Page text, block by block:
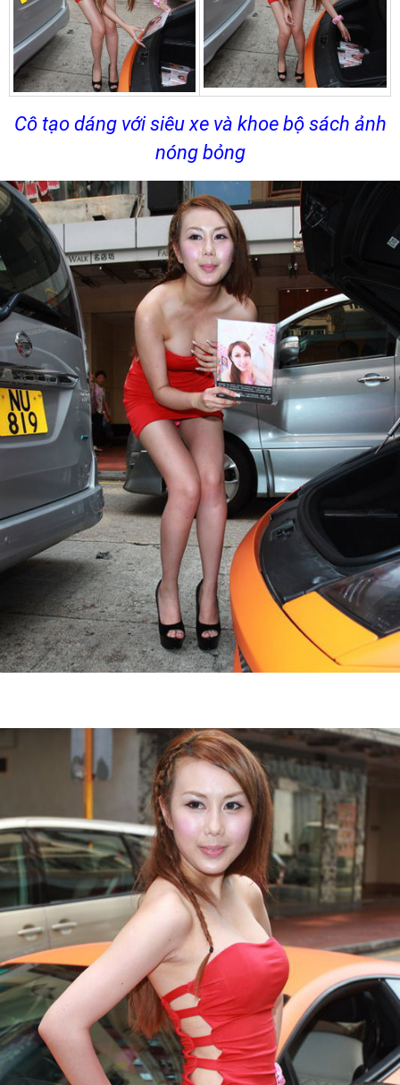
Cô tạo dáng với siêu xe và khoe bộ sách ảnh
nóng bỏng